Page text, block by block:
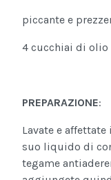
piccante e
4 cucchiai di olio
PREPARAZIONE:
Lavate e
suo liquido di
tegame